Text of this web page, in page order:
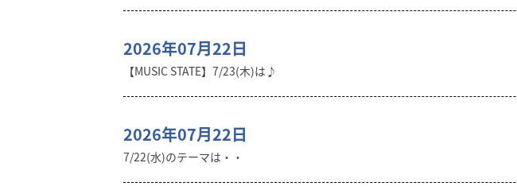
2026年07月22日
【MUSIC STATE】7/23(木)は♪
2026年07月22日
7/22(水)のテーマは・・